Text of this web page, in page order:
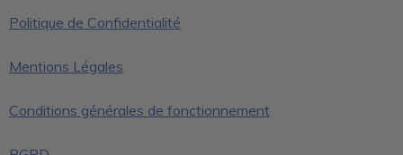
Politique de Confidentialité
Mentions Légales
Conditions générales de fonctionnement